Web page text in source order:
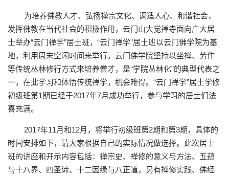
为培养佛教人才、弘扬禅宗文化、调适人心、和谐社会，
发挥佛教在当代社会的积极作用，云门山大觉禅寺面向广大居
士举办“云门禅学”居士班， “云门禅学”居士班以云门佛学院为基
地，利用周末空闲时间来举行。云门佛学院坚持以坐禅、劳作
等传统丛林修行方式来培养僧才，是“学院丛林化”的典型代表之
一，在此学习和体悟传统禅学，机会难得。 “云门禅学”居士学修
初级班第1期已经于2017年7月成功举行，参与学习的居士们法
喜充满。
2017年11月和12月，将举行初级班第2期和第3期，具体的
时间安排如下，请大家根据自己的实际情况做选择。此次居士
班的讲座和开示内容包括：禅宗史、禅修的意义与方法、五蕴
与十八界、四圣谛、十二因缘与八正道，另有禅修实践、佛经